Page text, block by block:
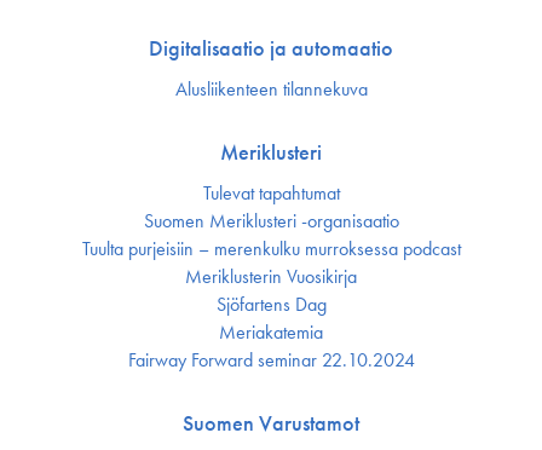
Digitalisaatio ja automaatio
Alusliikenteen tilannekuva
Meriklusteri
Tulevat tapahtumat
Suomen Meriklusteri -organisaatio
Tuulta purjeisiin – merenkulku murroksessa podcast
Meriklusterin Vuosikirja
Sjöfartens Dag
Meriakatemia
Fairway Forward seminar 22.10.2024
Suomen Varustamot